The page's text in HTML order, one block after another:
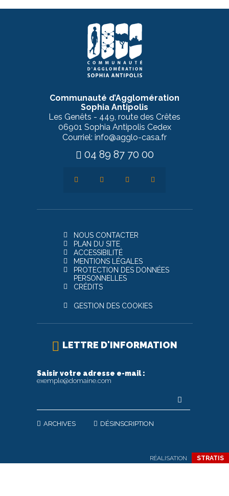
Communauté d’Agglomération
Sophia Antipolis
Les Genêts - 449, route des Crêtes
06901 Sophia Antipolis Cedex
Courriel: info@agglo-casa.fr
04 89 87 70 00
NOUS CONTACTER
PLAN DU SITE
ACCESSIBILITÉ
MENTIONS LÉGALES
PROTECTION DES DONNÉES
PERSONNELLES
CRÉDITS
GESTION DES COOKIES
LETTRE D'INFORMATION
Saisir votre adresse e-mail :
exemple@domaine.com
ARCHIVES DÉSINSCRIPTION
RÉALISATION STRATIS